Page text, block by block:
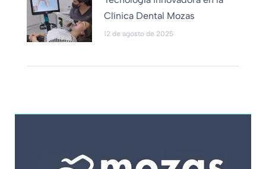
Clínica Dental Mozas
12 de agosto de 2025